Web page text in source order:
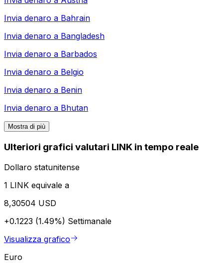
Invia denaro a Bahrain
Invia denaro a Bangladesh
Invia denaro a Barbados
Invia denaro a Belgio
Invia denaro a Benin
Invia denaro a Bhutan
Mostra di più
Ulteriori grafici valutari LINK in tempo reale
Dollaro statunitense
1 LINK equivale a
8,30504 USD
+0.1223 (1.49%) Settimanale
Visualizza grafico
Euro